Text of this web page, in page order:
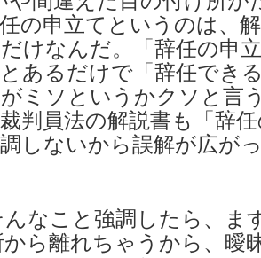
の申立てというのは、
けなんだ。「辞任の申
あるだけで「辞任でき
ミソというかクソと言
判員法の解説書も「辞
しないから誤解が広が
んなこと強調したら、ま
から離れちゃうから、曖